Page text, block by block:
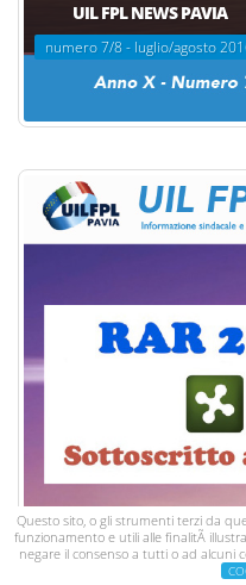
Questo sito, o gli strumenti terzi da
funzionamento e utili alle finalitÃ
negare il consenso a tutti o ad alcuni
UIL FPL NEWS PAVIA
numero 7/8 - luglio/agosto